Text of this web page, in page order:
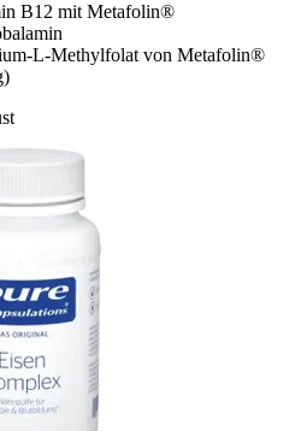
B12 mit Metafolin®
L-Methylfolat von Metafolin®